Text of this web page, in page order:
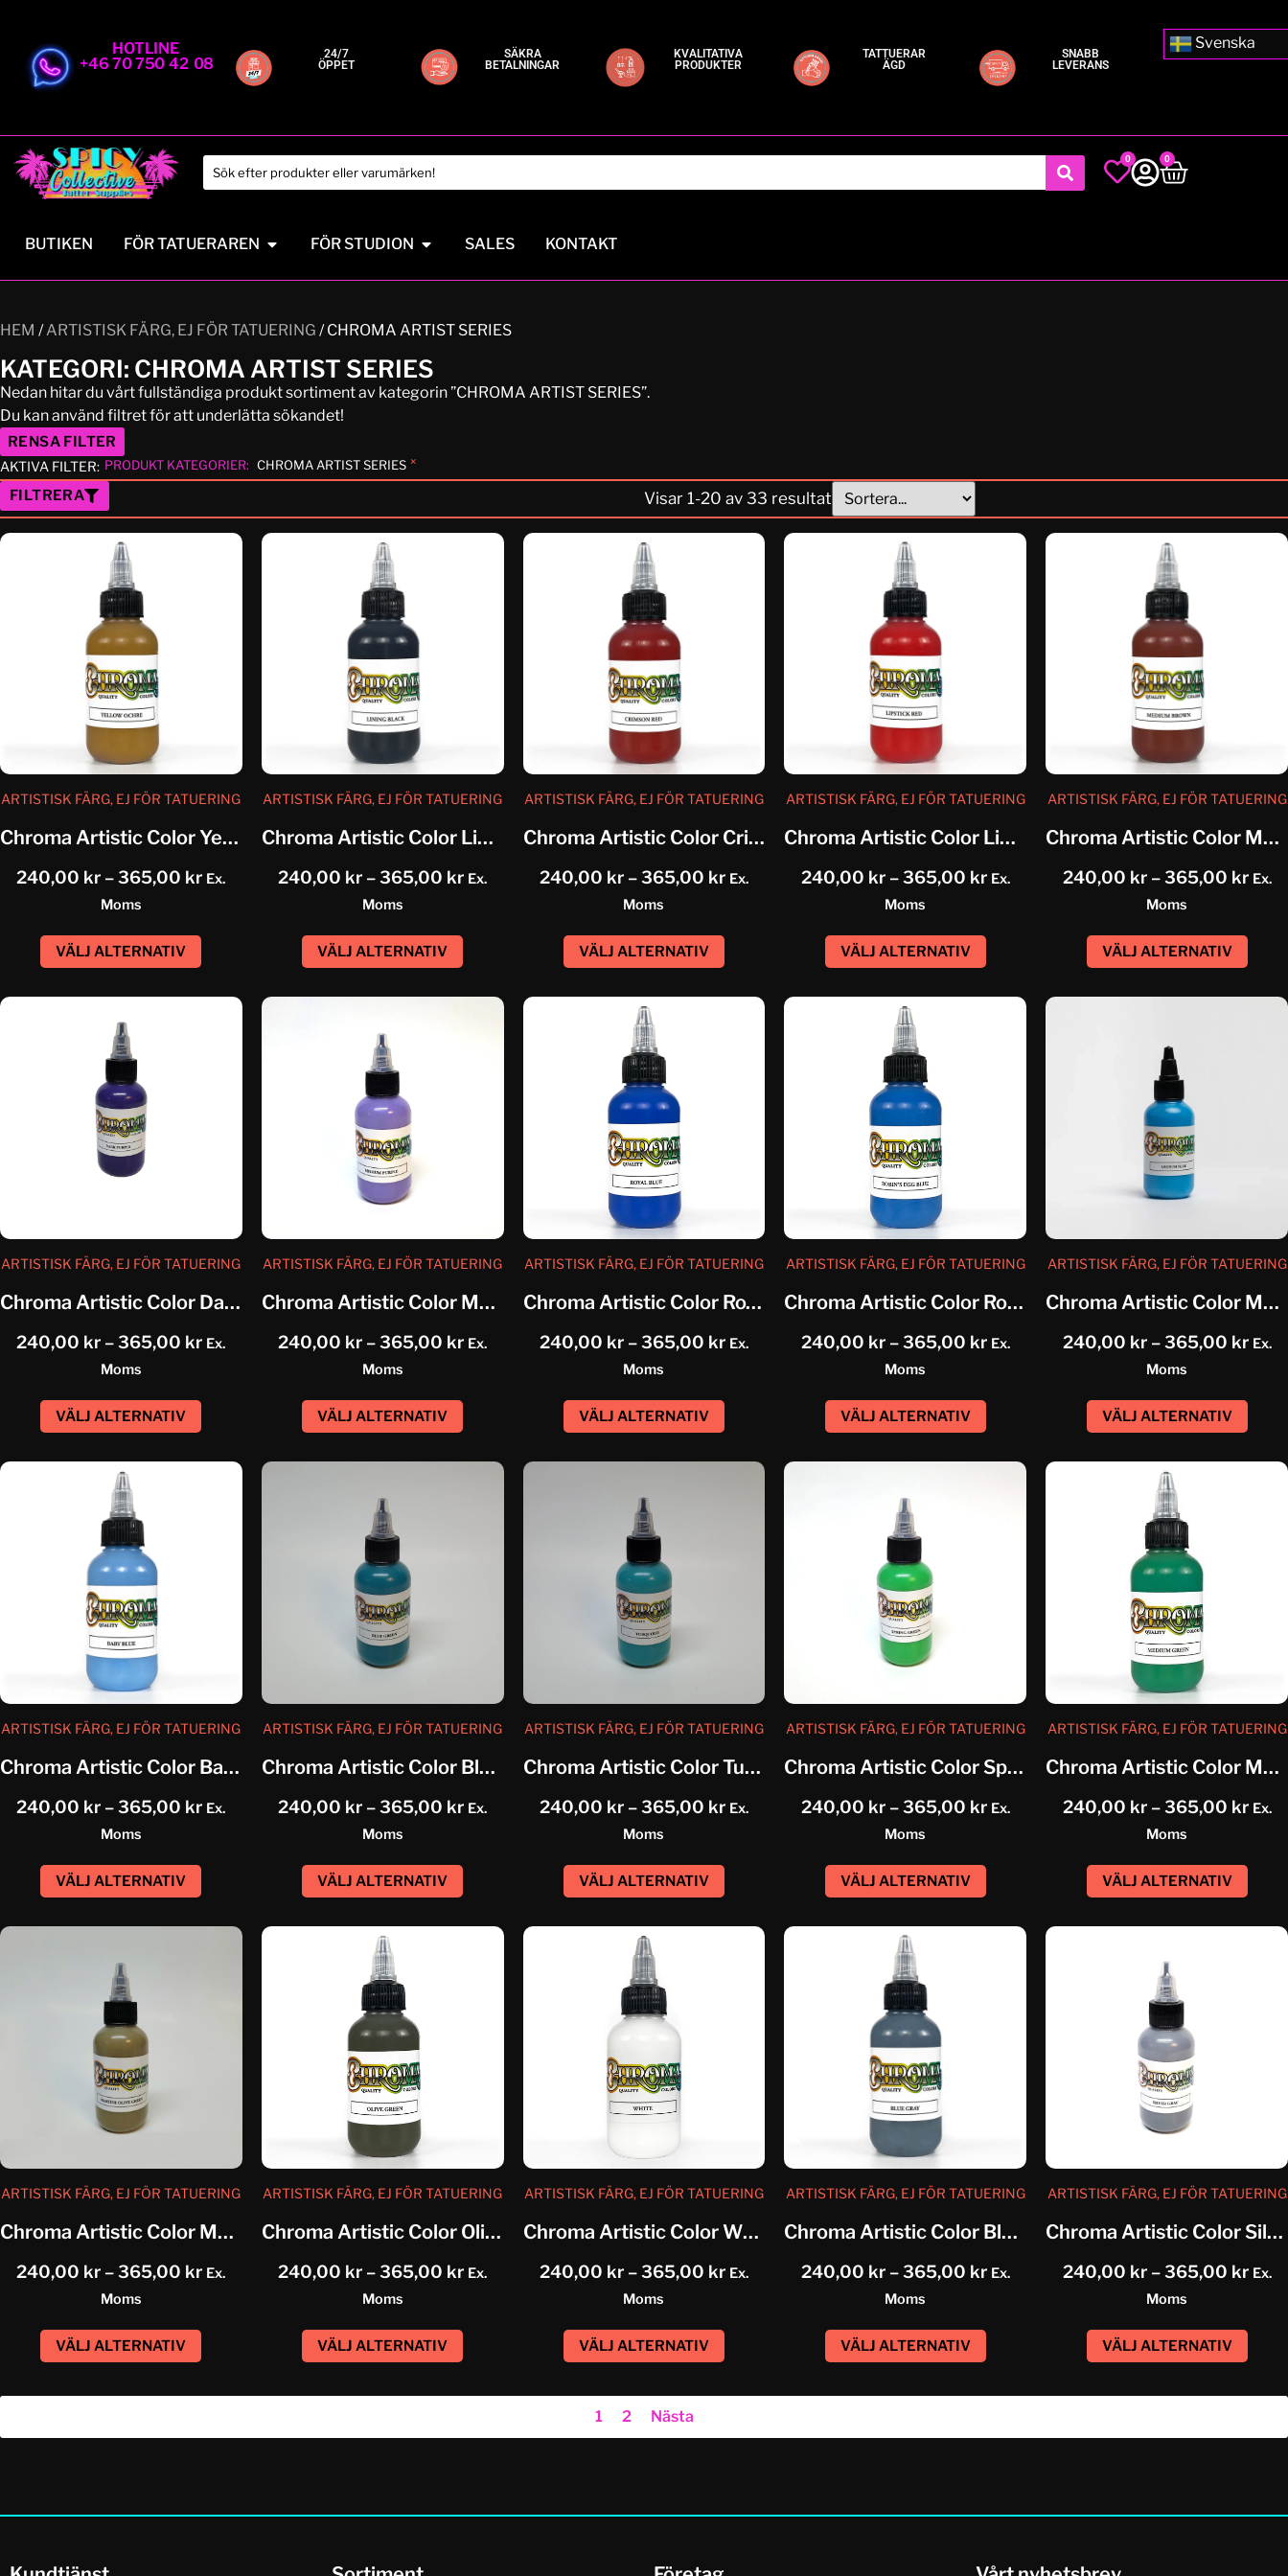
HOTLINE
+46 70 750 42 08
24/7
ÖPPET
SÄKRA
BETALNINGAR
KVALITATIVA
PRODUKTER
TATTUERAR
ÄGD
SNABB
LEVERANS
Svenska
0 0
BUTIKEN FÖR TATUERAREN FÖR STUDION SALES KONTAKT
HEM /ARTISTISK FÄRG, EJ FÖR TATUERING / CHROMA ARTIST SERIES
KATEGORI: CHROMA ARTIST SERIES
Nedan hitar du vårt fullständiga produkt sortiment av kategorin ”CHROMA ARTIST SERIES”.
Du kan använd filtret för att underlätta sökandet!
RENSA FILTER
AKTIVA FILTER: PRODUKT KATEGORIER: CHROMA ARTIST SERIES ×
FILTRERA Visar 1-20 av 33 resultat
ARTISTISK FÄRG, EJ FÖR TATUERING
Chroma Artistic Color Yellow Ochre
240,00 kr – 365,00 kr Ex.
Moms
VÄLJ ALTERNATIV
ARTISTISK FÄRG, EJ FÖR TATUERING
Chroma Artistic Color Lining Black
240,00 kr –365,00 kr Ex.
Moms
VÄLJ ALTERNATIV
ARTISTISK FÄRG, EJ FÖR TATUERING
Chroma Artistic Color Crimson Red
240,00 kr –365,00 kr Ex.
Moms
VÄLJ ALTERNATIV
ARTISTISK FÄRG, EJ FÖR TATUERING
Chroma Artistic Color Lipstick red
240,00 kr – 365,00 kr Ex.
Moms
VÄLJ ALTERNATIV
ARTISTISK FÄRG, EJ FÖR TATUERING
Chroma Artistic Color Medium Brown
240,00 kr – 365,00 kr Ex.
Moms
VÄLJ ALTERNATIV
ARTISTISK FÄRG, EJ FÖR TATUERING
Chroma Artistic Color Dark Purple
240,00 kr – 365,00 kr Ex.
Moms
VÄLJ ALTERNATIV
ARTISTISK FÄRG, EJ FÖR TATUERING
Chroma Artistic Color Medium Purple
240,00 kr –365,00 kr Ex.
Moms
VÄLJ ALTERNATIV
ARTISTISK FÄRG, EJ FÖR TATUERING
Chroma Artistic Color Royal Blue
240,00 kr –365,00 kr Ex.
Moms
VÄLJ ALTERNATIV
ARTISTISK FÄRG, EJ FÖR TATUERING
Chroma Artistic Color Robins Egg...
240,00 kr – 365,00 kr Ex.
Moms
VÄLJ ALTERNATIV
ARTISTISK FÄRG, EJ FÖR TATUERING
Chroma Artistic Color Medium Blue
240,00 kr – 365,00 kr Ex.
Moms
VÄLJ ALTERNATIV
ARTISTISK FÄRG, EJ FÖR TATUERING
Chroma Artistic Color Baby Blue
240,00 kr – 365,00 kr Ex.
Moms
VÄLJ ALTERNATIV
ARTISTISK FÄRG, EJ FÖR TATUERING
Chroma Artistic Color Blue Green
240,00 kr –365,00 kr Ex.
Moms
VÄLJ ALTERNATIV
ARTISTISK FÄRG, EJ FÖR TATUERING
Chroma Artistic Color Turquoise
240,00 kr –365,00 kr Ex.
Moms
VÄLJ ALTERNATIV
ARTISTISK FÄRG, EJ FÖR TATUERING
Chroma Artistic Color Spring Green
240,00 kr – 365,00 kr Ex.
Moms
VÄLJ ALTERNATIV
ARTISTISK FÄRG, EJ FÖR TATUERING
Chroma Artistic Color Medium Green
240,00 kr – 365,00 kr Ex.
Moms
VÄLJ ALTERNATIV
ARTISTISK FÄRG, EJ FÖR TATUERING
Chroma Artistic Color Martini Olive...
240,00 kr – 365,00 kr Ex.
Moms
VÄLJ ALTERNATIV
ARTISTISK FÄRG, EJ FÖR TATUERING
Chroma Artistic Color Olive Green
240,00 kr –365,00 kr Ex.
Moms
VÄLJ ALTERNATIV
ARTISTISK FÄRG, EJ FÖR TATUERING
Chroma Artistic Color White
240,00 kr –365,00 kr Ex.
Moms
VÄLJ ALTERNATIV
ARTISTISK FÄRG, EJ FÖR TATUERING
Chroma Artistic Color Blue Grey
240,00 kr – 365,00 kr Ex.
Moms
VÄLJ ALTERNATIV
ARTISTISK FÄRG, EJ FÖR TATUERING
Chroma Artistic Color Silver Grey
240,00 kr – 365,00 kr Ex.
Moms
VÄLJ ALTERNATIV
1 2 Nästa